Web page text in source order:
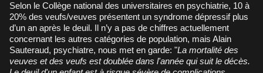
Selon le Collège national des universitaires en psychiatrie, 10 à
20% des veufs/veuves présentent un syndrome dépressif plus
d’un an après le deuil. Il n’y a pas de chiffres actuellement
concernant les autres catégories de population, mais Alain
Sauteraud, psychiatre, nous met en garde: "La mortalité des
veuves et des veufs est doublée dans l'année qui suit le décès.